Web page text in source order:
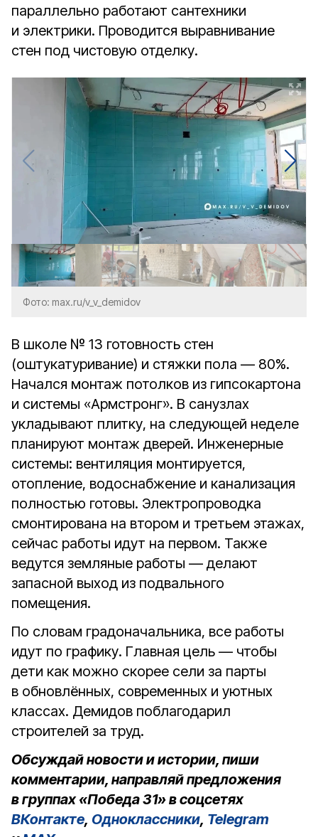
параллельно работают сантехники
и электрики. Проводится выравнивание
стен под чистовую отделку.
Фото: max.ru/v_v_demidov
В школе № 13 готовность стен
(оштукатуривание) и стяжки пола — 80%.
Начался монтаж потолков из гипсокартона
и системы «Армстронг». В санузлах
укладывают плитку, на следующей неделе
планируют монтаж дверей. Инженерные
системы: вентиляция монтируется,
отопление, водоснабжение и канализация
полностью готовы. Электропроводка
смонтирована на втором и третьем этажах,
сейчас работы идут на первом. Также
ведутся земляные работы — делают
запасной выход из подвального
помещения.
По словам градоначальника, все работы
идут по графику. Главная цель — чтобы
дети как можно скорее сели за парты
в обновлённых, современных и уютных
классах. Демидов поблагодарил
строителей за труд.
Обсуждай новости и истории, пиши
комментарии, направляй предложения
в группах «Победа 31» в соцсетях
ВКонтакте, Одноклассники, Telegram